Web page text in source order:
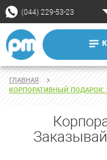
(044) 229-53-23
ГЛАВНАЯ
КОРПОРАТИВНЫЙ ПОДАРОК: